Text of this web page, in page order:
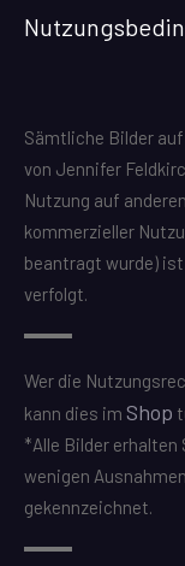
Sämtliche Bilder
von Jennifer
Nutzung auf
kommerzieller
beantragt wurde)
verfolgt.
Wer die
kann dies im Shop
*Alle Bilder erhalten
wenigen
gekennzeichnet.